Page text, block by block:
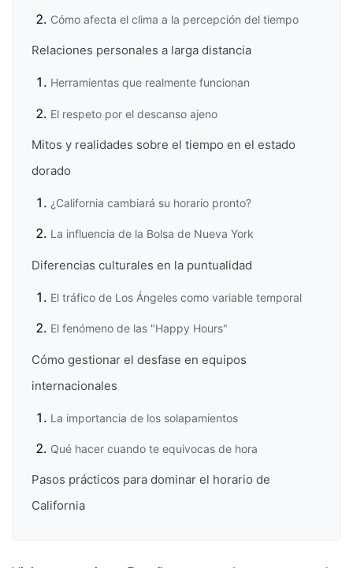
Cómo afecta el clima a la percepción del tiempo
Relaciones personales a larga distancia
Herramientas que realmente funcionan
El respeto por el descanso ajeno
Mitos y realidades sobre el tiempo en el estado
dorado
¿California cambiará su horario pronto?
La influencia de la Bolsa de Nueva York
Diferencias culturales en la puntualidad
El tráfico de Los Ángeles como variable temporal
El fenómeno de las "Happy Hours"
Cómo gestionar el desfase en equipos
internacionales
La importancia de los solapamientos
Qué hacer cuando te equivocas de hora
Pasos prácticos para dominar el horario de
California